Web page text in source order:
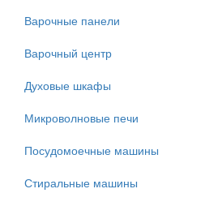
Варочные панели
Варочный центр
Духовые шкафы
Микроволновые печи
Посудомоечные машины
Стиральные машины